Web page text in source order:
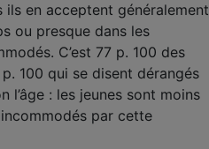
ils en acceptent généralement
ou presque dans les
C’est 77 p. 100 des
100 qui se disent dérangés
l’âge : les jeunes sont moins
par cette